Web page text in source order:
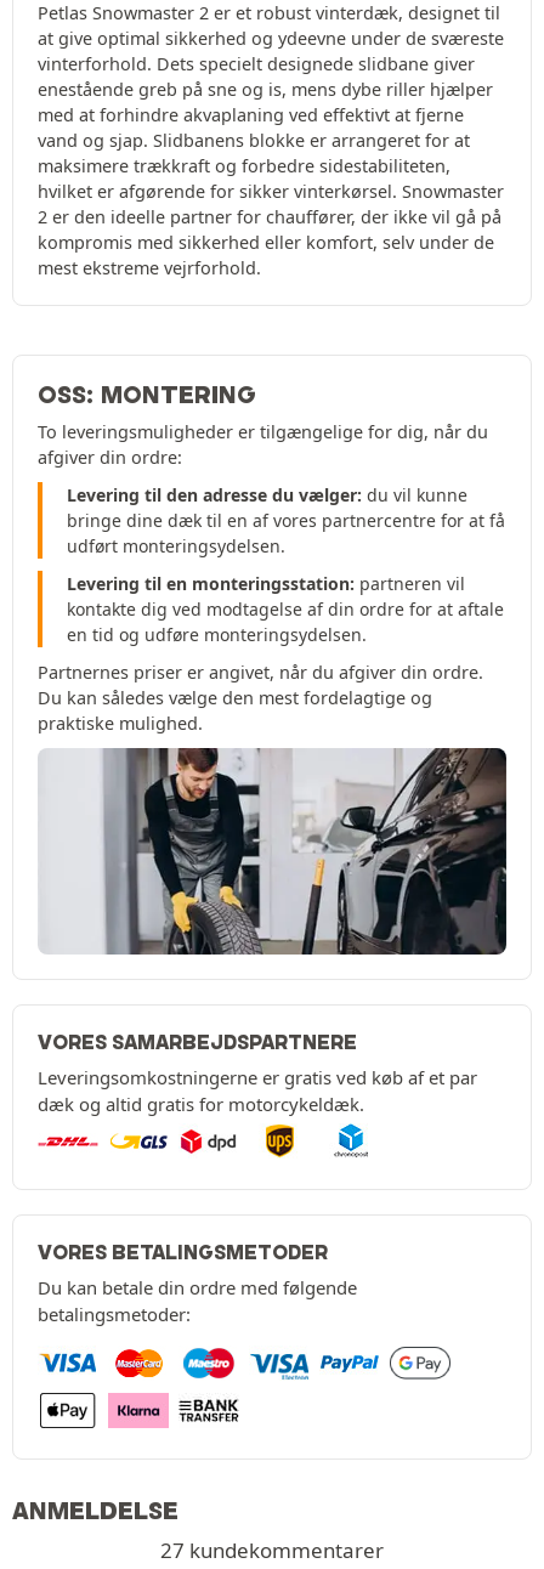
Petlas Snowmaster 2 er et robust vinterdæk, designet til
at give optimal sikkerhed og ydeevne under de sværeste
vinterforhold. Dets specielt designede slidbane giver
enestående greb på sne og is, mens dybe riller hjælper
med at forhindre akvaplaning ved effektivt at fjerne
vand og sjap. Slidbanens blokke er arrangeret for at
maksimere trækkraft og forbedre sidestabiliteten,
hvilket er afgørende for sikker vinterkørsel. Snowmaster
2 er den ideelle partner for chauffører, der ikke vil gå på
kompromis med sikkerhed eller komfort, selv under de
mest ekstreme vejrforhold.
OSS: MONTERING
To leveringsmuligheder er tilgængelige for dig, når du
afgiver din ordre:
Levering til den adresse du vælger: du vil kunne
bringe dine dæk til en af vores partnercentre for at få
udført monteringsydelsen.
Levering til en monteringsstation: partneren vil
kontakte dig ved modtagelse af din ordre for at aftale
en tid og udføre monteringsydelsen.
Partnernes priser er angivet, når du afgiver din ordre.
Du kan således vælge den mest fordelagtige og
praktiske mulighed.
VORES SAMARBEJDSPARTNERE
Leveringsomkostningerne er gratis ved køb af et par
dæk og altid gratis for motorcykeldæk.
VORES BETALINGSMETODER
Du kan betale din ordre med følgende
betalingsmetoder:
ANMELDELSE
27 kundekommentarer